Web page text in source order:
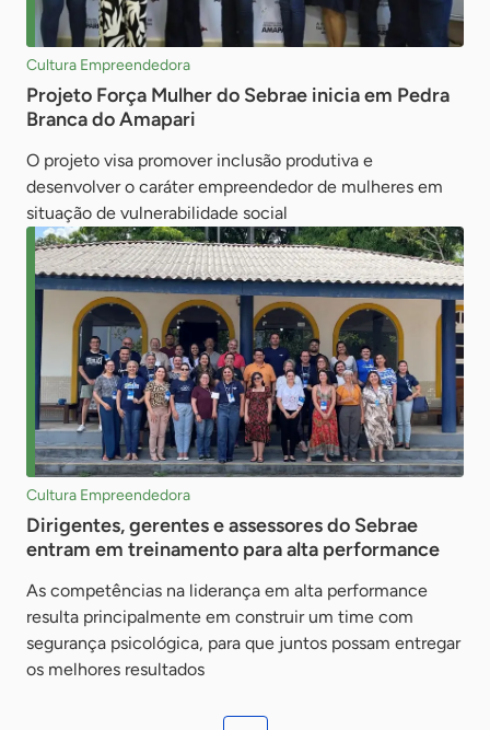
Cultura Empreendedora
Projeto Força Mulher do Sebrae inicia em Pedra
Branca do Amapari
O projeto visa promover inclusão produtiva e
desenvolver o caráter empreendedor de mulheres em
situação de vulnerabilidade social
Cultura Empreendedora
Dirigentes, gerentes e assessores do Sebrae
entram em treinamento para alta performance
As competências na liderança em alta performance
resulta principalmente em construir um time com
segurança psicológica, para que juntos possam entregar
os melhores resultados